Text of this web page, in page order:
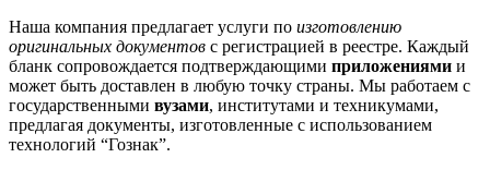
Наша компания предлагает услуги по изготовлению
оригинальных документов с регистрацией в реестре. Каждый
бланк сопровождается подтверждающими приложениями и
может быть доставлен в любую точку страны. Мы работаем с
государственными вузами, институтами и техникумами,
предлагая документы, изготовленные с использованием
технологий “Гознак”.